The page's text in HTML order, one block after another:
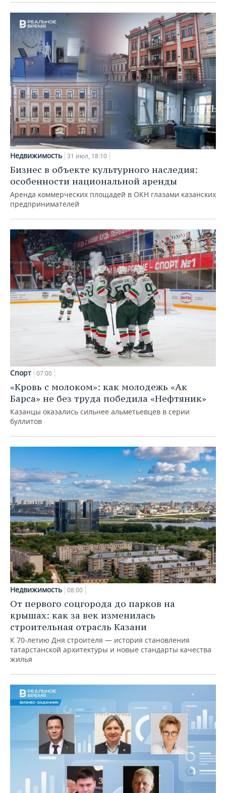
Недвижимость 31 июл, 18:10
Бизнес в объекте культурного наследия:
особенности национальной аренды
Аренда коммерческих площадей в ОКН глазами казанских
предпринимателей
Спорт 07:00
«Кровь с молоком»: как молодежь «Ак
Барса» не без труда победила «Нефтяник»
Казанцы оказались сильнее альметьевцев в серии
буллитов
Недвижимость 08:00
От первого соцгорода до парков на
крышах: как за век изменилась
строительная отрасль Казани
К 70-летию Дня строителя — история становления
татарстанской архитектуры и новые стандарты качества
жилья